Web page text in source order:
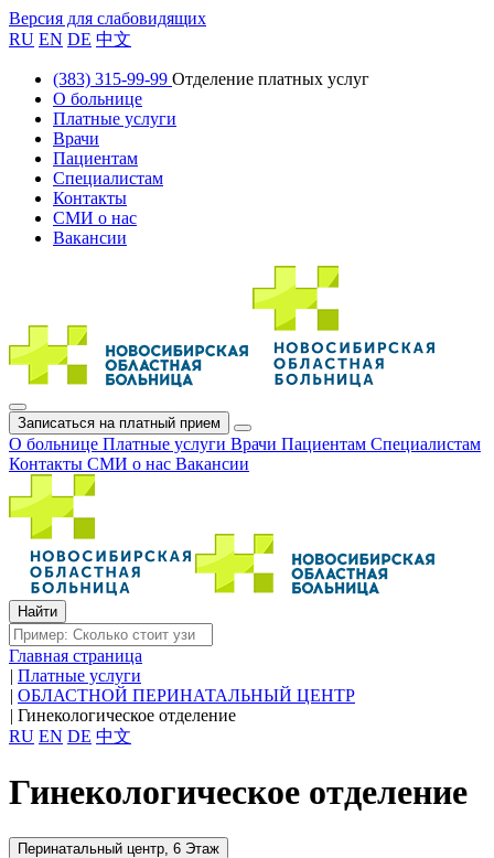
Версия для слабовидящих
RU EN DE 中文
(383) 315-99-99 Отделение платных услуг
О больнице
Платные услуги
Врачи
Пациентам
Специалистам
Контакты
СМИ о нас
Вакансии
Записаться на платный прием
О больнице Платные услуги Врачи Пациентам Специалистам
Контакты СМИ о нас Вакансии
Главная страница
| Платные услуги
| ОБЛАСТНОЙ ПЕРИНАТАЛЬНЫЙ ЦЕНТР
| Гинекологическое отделение
RU EN DE 中文
Гинекологическое отделение
Перинатальный центр, 6 Этаж